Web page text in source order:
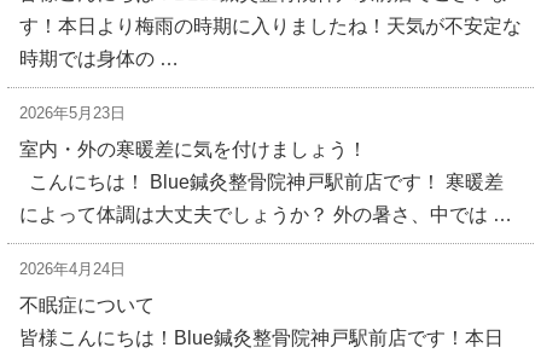
す！本日より梅雨の時期に入りましたね！天気が不安定な
時期では身体の …
2026年5月23日
室内・外の寒暖差に気を付けましょう！
こんにちは！ Blue鍼灸整骨院神戸駅前店です！ 寒暖差
によって体調は大丈夫でしょうか？ 外の暑さ、中では …
2026年4月24日
不眠症について
皆様こんにちは！Blue鍼灸整骨院神戸駅前店です！本日